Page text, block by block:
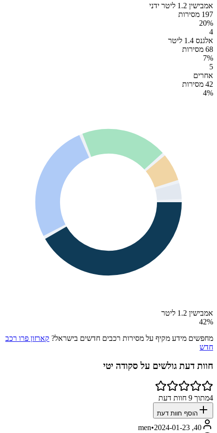
אמבישין 1.2 ליטר ידני
197 מסירות
20%
4
אלגנס 1.4 ליטר
68 מסירות
7%
5
אחרים
42 מסירות
4%
אמבישין 1.2 ליטר
42%
מחפשים מידע מקיף על מסירות רכבים חדשים בישראל? קארזון פרו רכב
חדש
חוות דעת גולשים על סקודה יטי
4מתוך 9 חוות דעת
הוסף חוות דעת
40, men
•2024-01-23